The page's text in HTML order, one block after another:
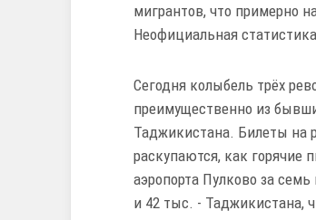
мигрантов, что примерно
Неофициальная
Сегодня колыбель трёх
преимущественно из
Таджикистана. Билеты на
раскупаются, как
аэропорта Пулково за
и 42 тыс. - Таджикистана,